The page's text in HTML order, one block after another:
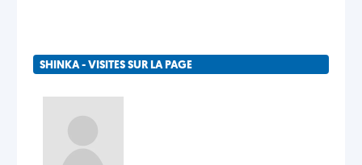
SHINKA - VISITES SUR LA PAGE